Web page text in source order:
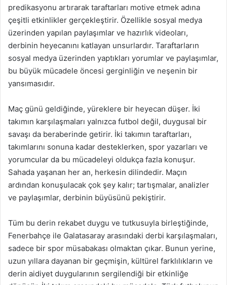
predikasyonu artırarak taraftarları motive etmek adına
çeşitli etkinlikler gerçekleştirir. Özellikle sosyal medya
üzerinden yapılan paylaşımlar ve hazırlık videoları,
derbinin heyecanını katlayan unsurlardır. Taraftarların
sosyal medya üzerinden yaptıkları yorumlar ve paylaşımlar,
bu büyük mücadele öncesi gerginliğin ve neşenin bir
yansımasıdır.
Maç günü geldiğinde, yüreklere bir heyecan düşer. İki
takımın karşılaşmaları yalnızca futbol değil, duygusal bir
savaşı da beraberinde getirir. İki takımın taraftarları,
takımlarını sonuna kadar desteklerken, spor yazarları ve
yorumcular da bu mücadeleyi oldukça fazla konuşur.
Sahada yaşanan her an, herkesin dilindedir. Maçın
ardından konuşulacak çok şey kalır; tartışmalar, analizler
ve paylaşımlar, derbinin büyüsünü pekiştirir.
Tüm bu derin rekabet duygu ve tutkusuyla birleştiğinde,
Fenerbahçe ile Galatasaray arasındaki derbi karşılaşmaları,
sadece bir spor müsabakası olmaktan çıkar. Bunun yerine,
uzun yıllara dayanan bir geçmişin, kültürel farklılıkların ve
derin aidiyet duygularının sergilendiği bir etkinliğe